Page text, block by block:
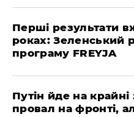
Перші результати
роках: Зеленський
програму FREYJA
Путін йде на
провал на фронті,